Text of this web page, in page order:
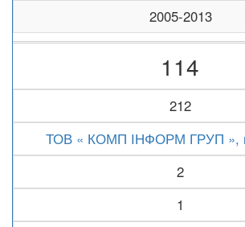
2005-2013
114
212
ТОВ « КОМП ІНФОРМ ГРУП »,
2
1